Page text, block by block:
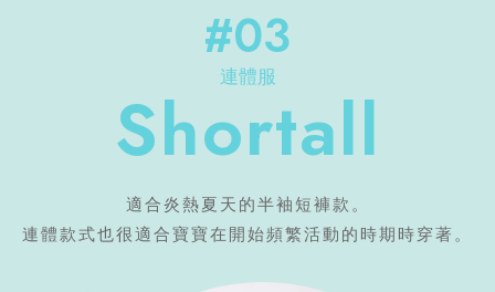
#03
連體服
Shortall
適合炎熱夏天的半袖短褲款。
連體款式也很適合寶寶在開始頻繁活動的時期時穿著。